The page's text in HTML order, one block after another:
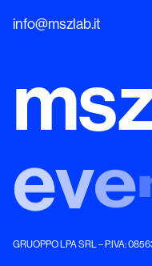
info@mszlab.it
e
GRUOPPO LPA SRL – P.IVA: